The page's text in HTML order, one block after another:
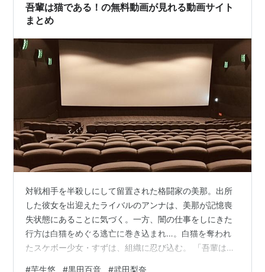
吾輩は猫である！の無料動画が見れる動画サイト
まとめ
対戦相手を半殺しにして留置された格闘家の美那。出所
した彼女を出迎えたライバルのアンナは、美那が記憶喪
失状態にあることに気づく。一方、闇の仕事をしにきた
行方は白猫をめぐる逃亡に巻き込まれ…。白猫を奪われ
たスケボー少女・すずは、組織に忍び込む。 「吾輩は猫
#芋生悠 #黒田百音 #武田梨奈